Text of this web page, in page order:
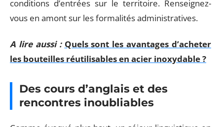
conditions d’entrées sur le territoire. Renseignez-
vous en amont sur les formalités administratives.
A lire aussi : Quels sont les avantages d’acheter
les bouteilles réutilisables en acier inoxydable ?
Des cours d’anglais et des
rencontres inoubliables